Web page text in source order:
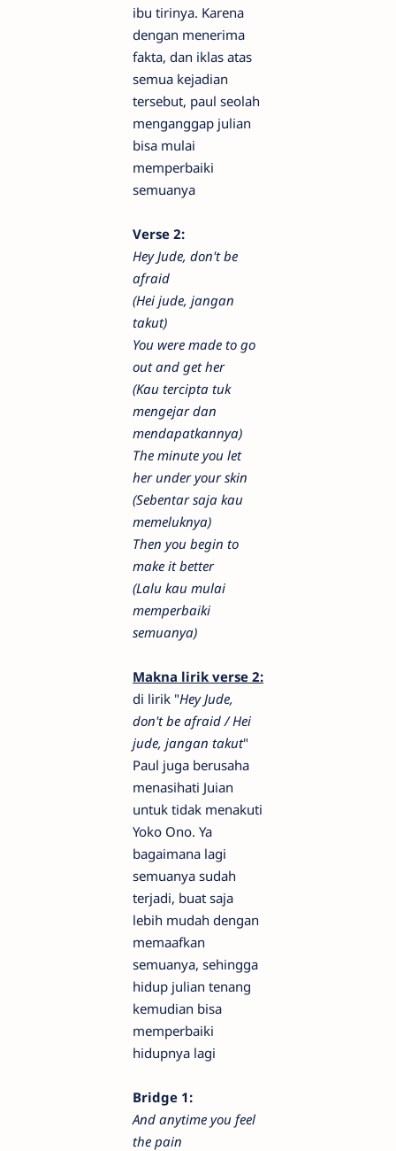
ibu tirinya. Karena
dengan menerima
fakta, dan iklas atas
semua kejadian
tersebut, paul seolah
menganggap julian
bisa mulai
memperbaiki
semuanya
Verse 2:
Hey Jude, don't be
afraid
(Hei jude, jangan
takut)
You were made to go
out and get her
(Kau tercipta tuk
mengejar dan
mendapatkannya)
The minute you let
her under your skin
(Sebentar saja kau
memeluknya)
Then you begin to
make it better
(Lalu kau mulai
memperbaiki
semuanya)
Makna lirik verse 2:
di lirik "Hey Jude,
don't be afraid /Hei
jude, jangan takut"
Paul juga berusaha
menasihati Juian
untuk tidak menakuti
Yoko Ono. Ya
bagaimana lagi
semuanya sudah
terjadi, buat saja
lebih mudah dengan
memaafkan
semuanya, sehingga
hidup julian tenang
kemudian bisa
memperbaiki
hidupnya lagi
Bridge 1:
And anytime you feel
the pain